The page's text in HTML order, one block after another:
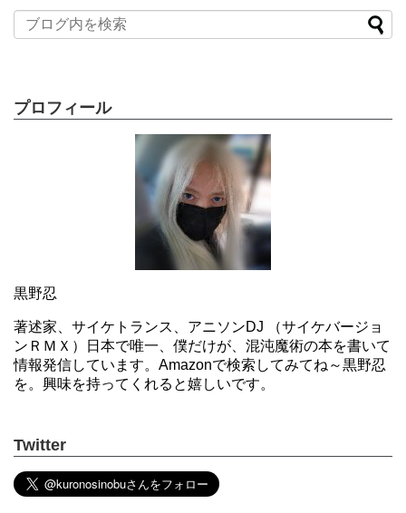
プロフィール
黒野忍
著述家、サイケトランス、アニソンDJ （サイケバージョ
ンＲＭＸ）日本で唯一、僕だけが、混沌魔術の本を書いて
情報発信しています。Amazonで検索してみてね～黒野忍
を。興味を持ってくれると嬉しいです。
Twitter